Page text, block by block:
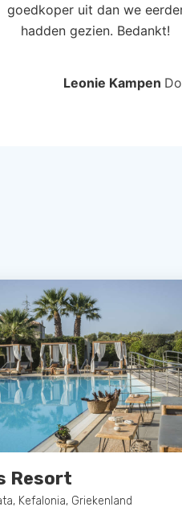
goedkoper uit dan we
hadden gezien. Bedankt!
Leonie Kampen
Resort
Kefalonia, Griekenland